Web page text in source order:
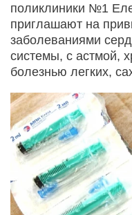
поликлиники №1
приглашают на
заболеваниями
системы, с астмой,
болезнью легких,